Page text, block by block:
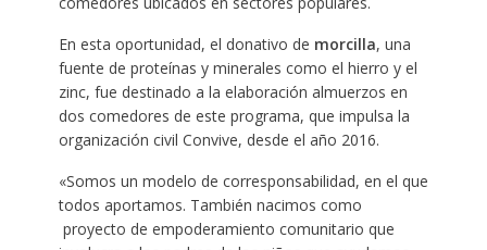
En esta oportunidad, el donativo de morcilla, una
fuente de proteínas y minerales como el hierro y el
zinc, fue destinado a la elaboración almuerzos en
dos comedores de este programa, que impulsa la
organización civil Convive, desde el año 2016.
«Somos un modelo de corresponsabilidad, en el que
todos aportamos. También nacimos como
proyecto de empoderamiento comunitario que